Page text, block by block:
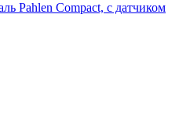
Pahlen Compact, с датчиком